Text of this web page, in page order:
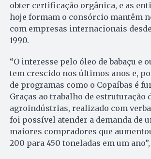
obter certificação orgânica, e as
hoje formam o consórcio mantêm
com empresas internacionais desde
1990.
“O interesse pelo óleo de babaçu e
tem crescido nos últimos anos e,
de programas como o Copaíbas é
Graças ao trabalho de estruturação
agroindústrias, realizado com
foi possível atender a demanda de
maiores compradores que
200 para 450 toneladas em um